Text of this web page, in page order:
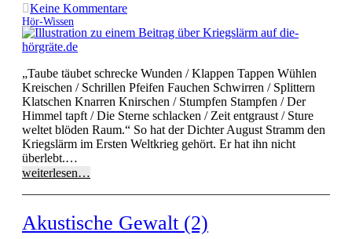
Keine Kommentare
Hör-Wissen
„Taube täubet schrecke Wunden / Klappen Tappen Wühlen
Kreischen / Schrillen Pfeifen Fauchen Schwirren / Splittern
Klatschen Knarren Knirschen / Stumpfen Stampfen / Der
Himmel tapft / Die Sterne schlacken / Zeit entgraust / Sture
weltet blöden Raum.“ So hat der Dichter August Stramm den
Kriegslärm im Ersten Weltkrieg gehört. Er hat ihn nicht
überlebt.…
weiterlesen…
Akustische Gewalt (2)